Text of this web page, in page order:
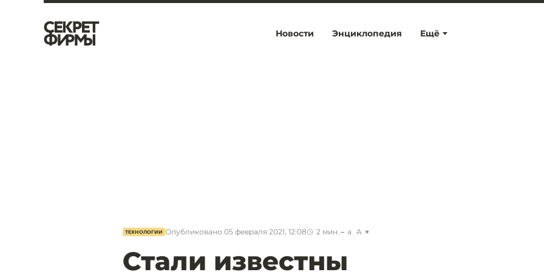
Ещё
Новости Энциклопедия
ТЕХНОЛОГИИ Опубликовано 05 февраля 2021, 12:08 2 мин. a A
Стали известны